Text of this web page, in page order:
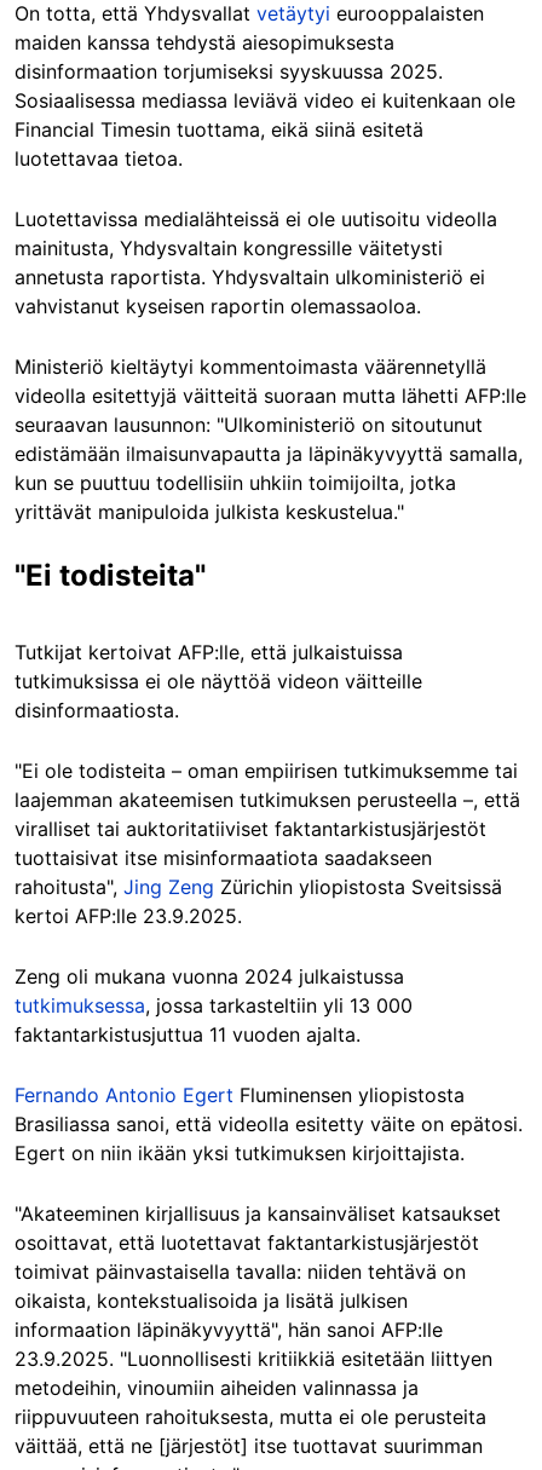
On totta, että Yhdysvallat vetäytyi eurooppalaisten
maiden kanssa tehdystä aiesopimuksesta
disinformaation torjumiseksi syyskuussa 2025.
Sosiaalisessa mediassa leviävä video ei kuitenkaan ole
Financial Timesin tuottama, eikä siinä esitetä
luotettavaa tietoa.
Luotettavissa medialähteissä ei ole uutisoitu videolla
mainitusta, Yhdysvaltain kongressille väitetysti
annetusta raportista. Yhdysvaltain ulkoministeriö ei
vahvistanut kyseisen raportin olemassaoloa.
Ministeriö kieltäytyi kommentoimasta väärennetyllä
videolla esitettyjä väitteitä suoraan mutta lähetti AFP:lle
seuraavan lausunnon: "Ulkoministeriö on sitoutunut
edistämään ilmaisunvapautta ja läpinäkyvyyttä samalla,
kun se puuttuu todellisiin uhkiin toimijoilta, jotka
yrittävät manipuloida julkista keskustelua."
"Ei todisteita"
Tutkijat kertoivat AFP:lle, että julkaistuissa
tutkimuksissa ei ole näyttöä videon väitteille
disinformaatiosta.
"Ei ole todisteita – oman empiirisen tutkimuksemme tai
laajemman akateemisen tutkimuksen perusteella –, että
viralliset tai auktoritatiiviset faktantarkistusjärjestöt
tuottaisivat itse misinformaatiota saadakseen
rahoitusta", Jing Zeng Zürichin yliopistosta Sveitsissä
kertoi AFP:lle 23.9.2025.
Zeng oli mukana vuonna 2024 julkaistussa
tutkimuksessa, jossa tarkasteltiin yli 13 000
faktantarkistusjuttua 11 vuoden ajalta.
Fernando Antonio Egert Fluminensen yliopistosta
Brasiliassa sanoi, että videolla esitetty väite on epätosi.
Egert on niin ikään yksi tutkimuksen kirjoittajista.
"Akateeminen kirjallisuus ja kansainväliset katsaukset
osoittavat, että luotettavat faktantarkistusjärjestöt
toimivat päinvastaisella tavalla: niiden tehtävä on
oikaista, kontekstualisoida ja lisätä julkisen
informaation läpinäkyvyyttä", hän sanoi AFP:lle
23.9.2025. "Luonnollisesti kritiikkiä esitetään liittyen
metodeihin, vinoumiin aiheiden valinnassa ja
riippuvuuteen rahoituksesta, mutta ei ole perusteita
väittää, että ne [järjestöt] itse tuottavat suurimman